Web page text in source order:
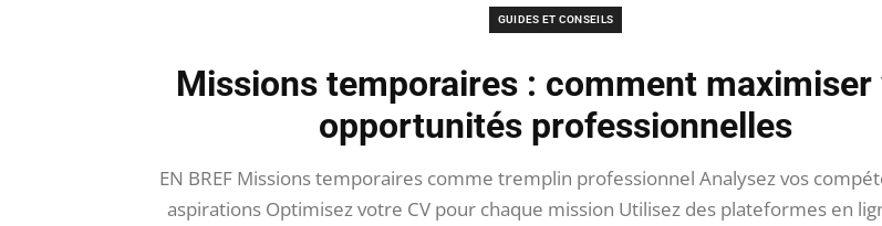
GUIDES ET CONSEILS
Missions temporaires : comment maximiser
opportunités professionnelles
EN BREF Missions temporaires comme tremplin professionnel Analysez vos
aspirations Optimisez votre CV pour chaque mission Utilisez des plateformes en